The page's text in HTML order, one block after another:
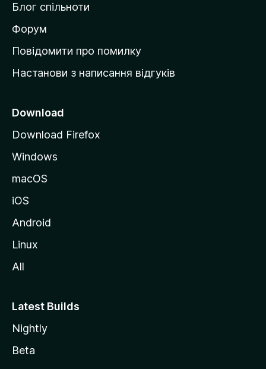
і
в
к
M
z
l
l
Блог спільноти
Форум
Повідомити про помилку
Настанови з написання відгуків
Download
Download Firefox
Windows
macOS
iOS
Android
Linux
All
Latest Builds
Nightly
Beta